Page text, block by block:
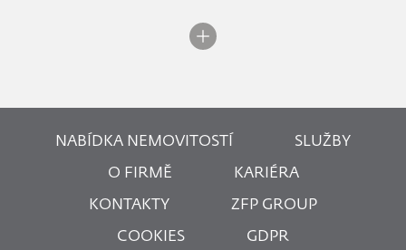
NABÍDKA NEMOVITOSTÍ SLUŽBY
O FIRMĚ KARIÉRA
KONTAKTY ZFP GROUP
COOKIES GDPR